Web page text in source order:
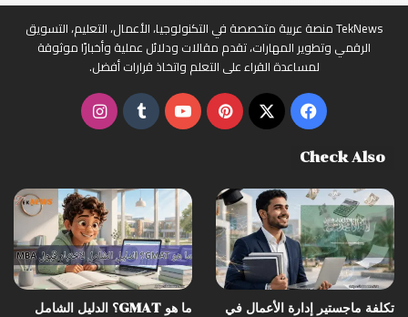
TekNews منصة عربية متخصصة في التكنولوجيا، الأعمال، التعليم، التسويق
الرقمي وتطوير المهارات، تقدم مقالات ودلائل عملية وأخبارًا موثوقة
لمساعدة القراء على التعلم واتخاذ قرارات أفضل.
فيسبوك
‫X بينتيريست‫YouTube انستقرام
Check Also
تكلفة ماجستير إدارة الأعمال في
ما هو GMAT؟ الدليل الشامل